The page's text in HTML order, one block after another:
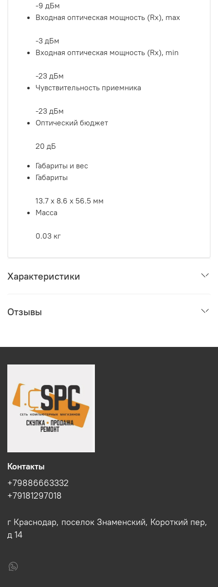
-9 дБм
Входная оптическая мощность (Rx), max
-3 дБм
Входная оптическая мощность (Rx), min
-23 дБм
Чувствительность приемника
-23 дБм
Оптический бюджет
20 дБ
Габариты и вес
Габариты
13.7 x 8.6 x 56.5 мм
Масса
0.03 кг
Характеристики
Отзывы
Контакты
+79886663332
+79181297018
г Краснодар, поселок Знаменский, Короткий пер,
д 14